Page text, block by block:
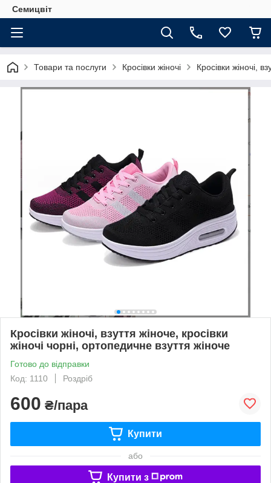
Семицвіт
Товари та послуги Кросівки жіночі Кросівки жіночі,
Кросівки жіночі, взуття жіноче, кросівки
жіночі чорні, ортопедичне взуття жіноче
Готово до відправки
Код: 1110
Роздріб
600 ₴/пара
Купити
або
Купити з